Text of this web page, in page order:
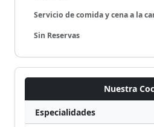
Servicio de comida y cena a la
Sin Reservas
Nuestra
Especialidades